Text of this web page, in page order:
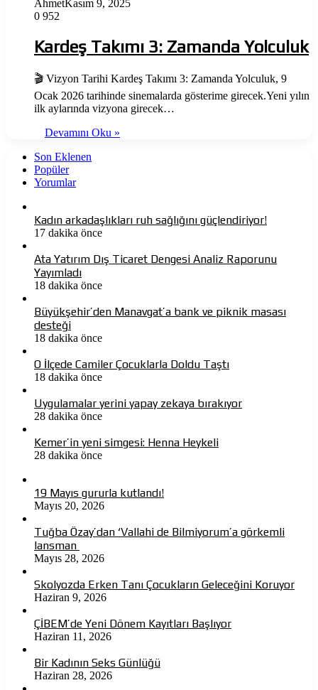
AhmetKasım 9, 2025
0 952
Kardeş Takımı 3: Zamanda Yolculuk
🎬 Vizyon Tarihi Kardeş Takımı 3: Zamanda Yolculuk, 9
Ocak 2026 tarihinde sinemalarda gösterime girecek.Yeni yılın
ilk aylarında vizyona girecek…
Devamını Oku »
Son Eklenen
Popüler
Yorumlar
Kadın arkadaşlıkları ruh sağlığını güçlendiriyor!
17 dakika önce
Ata Yatırım Dış Ticaret Dengesi Analiz Raporunu
Yayımladı
18 dakika önce
Büyükşehir’den Manavgat’a bank ve piknik masası
desteği
18 dakika önce
O İlçede Camiler Çocuklarla Doldu Taştı
18 dakika önce
Uygulamalar yerini yapay zekaya bırakıyor
28 dakika önce
Kemer’in yeni simgesi: Henna Heykeli
28 dakika önce
19 Mayıs gururla kutlandı!
Mayıs 20, 2026
Tuğba Özay’dan ‘Vallahi de Bilmiyorum’a görkemli
lansman
Mayıs 28, 2026
Skolyozda Erken Tanı Çocukların Geleceğini Koruyor
Haziran 9, 2026
ÇİBEM’de Yeni Dönem Kayıtları Başlıyor
Haziran 11, 2026
Bir Kadının Seks Günlüğü
Haziran 28, 2026